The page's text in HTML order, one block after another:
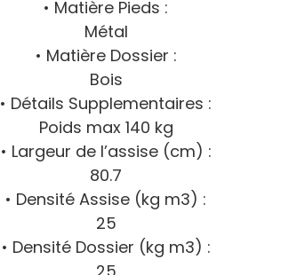
• Matière Pieds :
Métal
• Matière Dossier :
Bois
• Détails Supplementaires :
Poids max 140 kg
• Largeur de l’assise (cm) :
80.7
• Densité Assise (kg m3) :
25
• Densité Dossier (kg m3) :